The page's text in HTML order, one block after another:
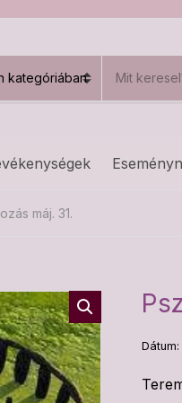
a
s
máj. 31.